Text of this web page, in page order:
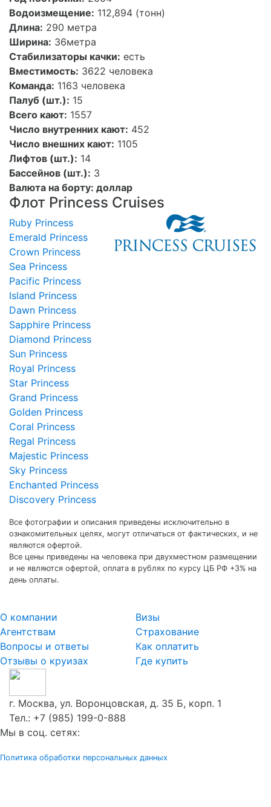
Водоизмещение: 112,894 (тонн)
Длина: 290 метра
Ширина: 36метра
Стабилизаторы качки: есть
Вместимость: 3622 человека
Команда: 1163 человека
Палуб (шт.): 15
Всего кают: 1557
Число внутренних кают: 452
Число внешних кают: 1105
Лифтов (шт.): 14
Бассейнов (шт.): 3
Валюта на борту: доллар
Флот Princess Cruises
Ruby Princess
Emerald Princess
Crown Princess
Sea Princess
Pacific Princess
Island Princess
Dawn Princess
Sapphire Princess
Diamond Princess
Sun Princess
Royal Princess
Star Princess
Grand Princess
Golden Princess
Coral Princess
Regal Princess
Majestic Princess
Sky Princess
Enchanted Princess
Discovery Princess
Все фотографии и описания приведены исключительно в
ознакомительных целях, могут отличаться от фактических, и не
являются офертой.
Все цены приведены на человека при двухместном размещении
и не являются офертой, оплата в рублях по курсу ЦБ РФ +3% на
день оплаты.
О компании
Агентствам
Вопросы и ответы
Отзывы о круизах
Визы
Страхование
Как оплатить
Где купить
г. Москва, ул. Воронцовская, д. 35 Б, корп. 1
Тел.: +7 (985) 199-0-888
Мы в соц. сетях:
Политика обработки персональных данных